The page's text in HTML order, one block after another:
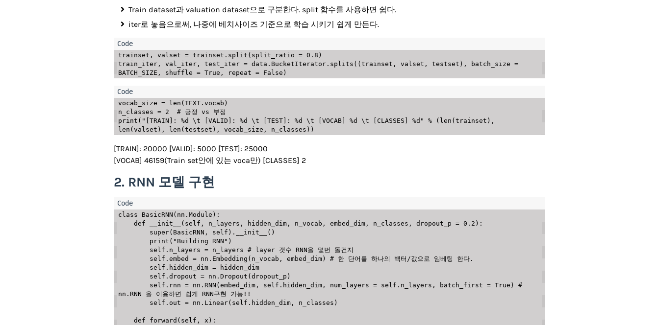
Train dataset과 valuation dataset으로 구분한다. split 함수를 사용하면 쉽다.
iter로 놓음으로써, 나중에 베치사이즈 기준으로 학습 시키기 쉽게 만든다.
trainset , valset = trainset . split ( split_ratio = 0.8 )
train_iter , val_iter , test_iter = data . BucketIterator . splits ( ( trainset , valset , testset ) , batch_size =
BATCH_SIZE , shuffle = True , repeat = False )
vocab_size = len ( TEXT . vocab )
n_classes = 2
# 긍정 vs 부정
print ( "[TRAIN]: %d \t [VALID]: %d \t [TEST]: %d \t [VOCAB] %d \t [CLASSES] %d" % ( len ( trainset ) ,
len ( valset ) , len ( testset ) , vocab_size , n_classes ) )
[TRAIN]: 20000 [VALID]: 5000 [TEST]: 25000
[VOCAB] 46159(Train set안에 있는 voca만) [CLASSES] 2
2. RNN 모델 구현
class BasicRNN ( nn . Module ) :
def
__init__ ( self , n_layers , hidden_dim , n_vocab , embed_dim , n_classes , dropout_p = 0.2 ) :
super( BasicRNN , self ) . __init__ ( )
print ( "Building RNN" )
        self
. n_layers = n_layers # layer 갯수 RNN을 몇번 돌건지
        self
. embed = nn . Embedding ( n_vocab , embed_dim )
# 한 단어를 하나의 백터/값으로 임베팅 한다.
        self
. hidden_dim = hidden_dim
        self
. dropout = nn . Dropout ( dropout_p )
        self
. rnn = nn . RNN ( embed_dim , self . hidden_dim , num_layers = self . n_layers , batch_first = True )
#
nn.RNN 을 이용하면 쉽게 RNN구현 가능!!
        self
. out = nn . Linear( self . hidden_dim , n_classes )
def forward ( self , x ) :